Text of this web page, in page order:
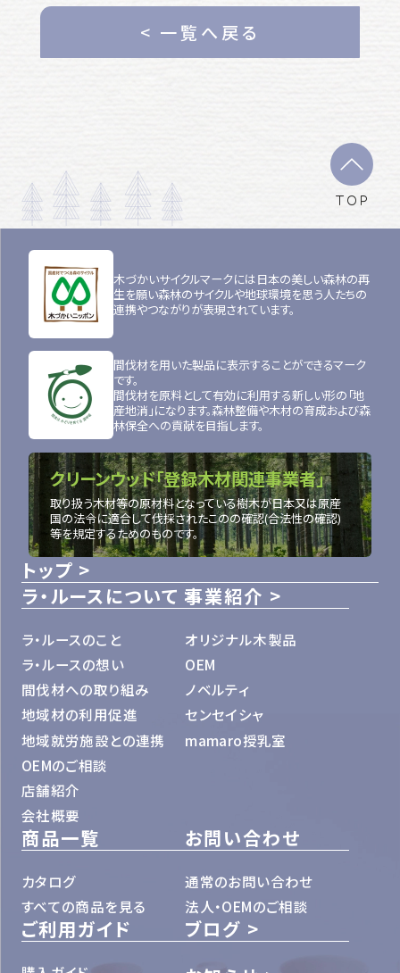
< 一覧へ戻る
TOP
トップ
ラ・ルースについて
ラ・ルースのこと
ラ・ルースの想い
間伐材への取り組み
地域材の利用促進
地域就労施設との連携
OEMのご相談
店舗紹介
会社概要
事業紹介
オリジナル木製品
OEM
ノベルティ
センセイシャ
mamaro授乳室
商品一覧
カタログ
すべての商品を見る
お問い合わせ
通常のお問い合わせ
法人・OEMのご相談
ご利用ガイド
ブログ
木づかいサイクルマークには日本の美しい森林の再
生を願い森林のサイクルや地球環境を思う人たちの
連携やつながりが表現されています。
間伐材を用いた製品に表示することができるマーク
です。
間伐材を原料として有効に利用する新しい形の「地
産地消」になります。森林整備や木材の育成および森
林保全への貢献を目指します。
クリーンウッド「登録木材関連事業者」
取り扱う木材等の原材料となっている樹木が日本又は原産
国の法令に適合して伐採されたこのの確認(合法性の確認)
等を規定するためのものです。